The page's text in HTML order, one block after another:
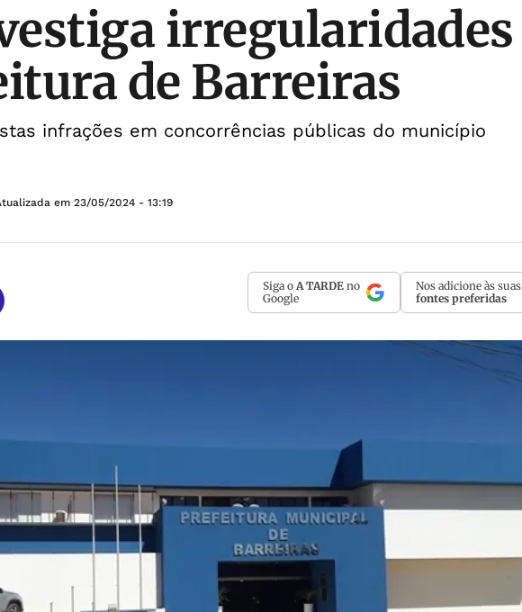
irregularidades
de Barreiras
infrações em concorrências públicas do município
em 23/05/2024 - 13:19
Siga o A TARDE no
Google
Nos adicione às suas
fontes preferidas